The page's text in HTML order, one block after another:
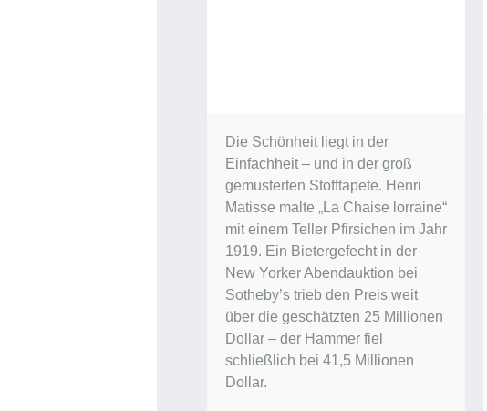
Die Schönheit liegt in der
Einfachheit – und in der groß
gemusterten Stofftapete. Henri
Matisse malte „La Chaise lorraine“
mit einem Teller Pfirsichen im Jahr
1919. Ein Bietergefecht in der
New Yorker Abendauktion bei
Sotheby’s trieb den Preis weit
über die geschätzten 25 Millionen
Dollar – der Hammer fiel
schließlich bei 41,5 Millionen
Dollar.